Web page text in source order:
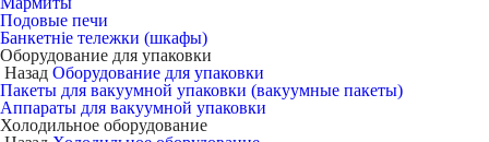
Подовые печи
Банкетніе тележки (шкафы)
Оборудование для упаковки
Назад Оборудование для упаковки
Пакеты для вакуумной упаковки (вакуумные пакеты)
Аппараты для вакуумной упаковки
Холодильное оборудование